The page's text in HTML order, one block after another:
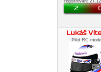
registrován:
2
Lukáš
Pilot RC